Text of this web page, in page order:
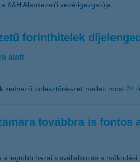
K&H Alapkezelő vezérigazgatója.
forinthitelek
alatt
kedvező törlesztőrészlet mellett most
továbbra is fontos
a legtöbb hazai kisvállalkozás a